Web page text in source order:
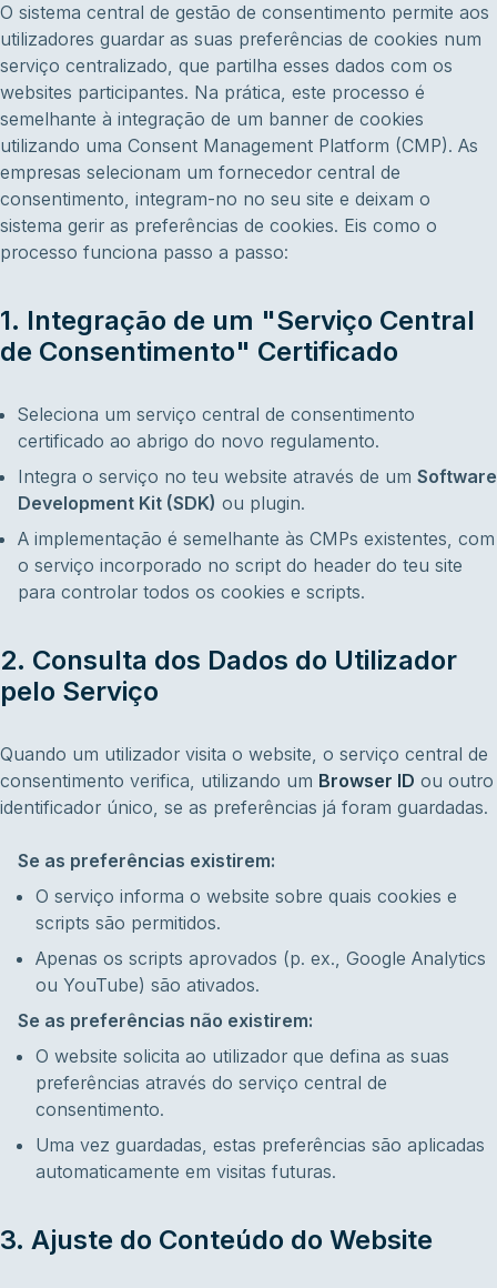
O sistema central de gestão de consentimento permite aos
utilizadores guardar as suas preferências de cookies num
serviço centralizado, que partilha esses dados com os
websites participantes. Na prática, este processo é
semelhante à integração de um banner de cookies
utilizando uma Consent Management Platform (CMP). As
empresas selecionam um fornecedor central de
consentimento, integram-no no seu site e deixam o
sistema gerir as preferências de cookies. Eis como o
processo funciona passo a passo:
1. Integração de um "Serviço Central
de Consentimento" Certificado
Seleciona um serviço central de consentimento
certificado ao abrigo do novo regulamento.
Integra o serviço no teu website através de um Software
Development Kit (SDK) ou plugin.
A implementação é semelhante às CMPs existentes, com
o serviço incorporado no script do header do teu site
para controlar todos os cookies e scripts.
2. Consulta dos Dados do Utilizador
pelo Serviço
Quando um utilizador visita o website, o serviço central de
consentimento verifica, utilizando um Browser ID ou outro
identificador único, se as preferências já foram guardadas.
Se as preferências existirem:
O serviço informa o website sobre quais cookies e
scripts são permitidos.
Apenas os scripts aprovados (p. ex., Google Analytics
ou YouTube) são ativados.
Se as preferências não existirem:
O website solicita ao utilizador que defina as suas
preferências através do serviço central de
consentimento.
Uma vez guardadas, estas preferências são aplicadas
automaticamente em visitas futuras.
3. Ajuste do Conteúdo do Website